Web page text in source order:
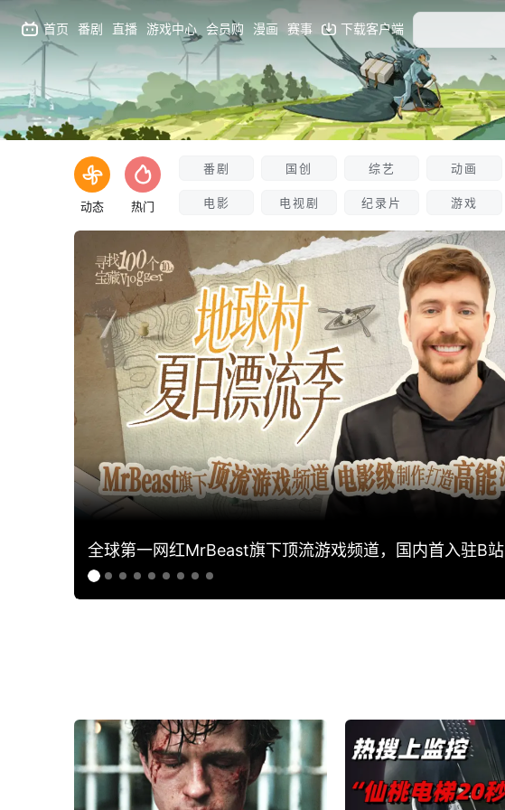
首页 番剧 直播 游戏中心 会员购 漫画 赛事 下载客户端
动态 热门
番剧
电影
国创
电视剧
综艺
纪录片
动画
游戏
全球第一网红MrBeast旗下顶流游戏频道，国内首入驻B站